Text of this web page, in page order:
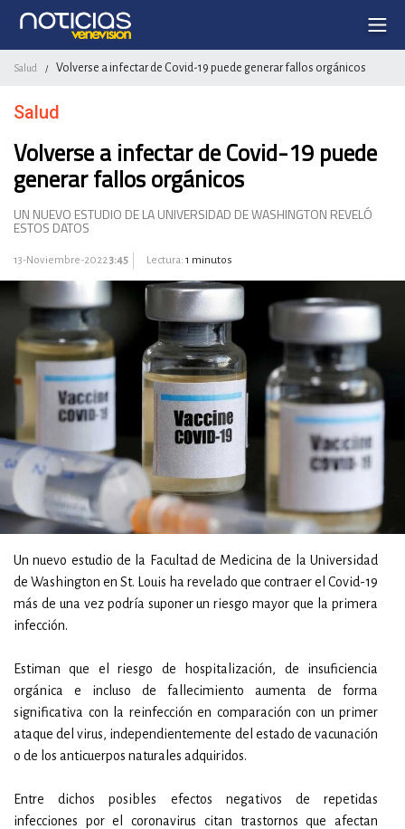
Salud / Volverse a infectar de Covid-19 puede generar fallos orgánicos
Salud
Volverse a infectar de Covid-19 puede
generar fallos orgánicos
UN NUEVO ESTUDIO DE LA UNIVERSIDAD DE WASHINGTON REVELÓ
ESTOS DATOS
13-Noviembre-20223:45 Lectura: 1 minutos
Un nuevo estudio de la Facultad de Medicina de la Universidad
de Washington en St. Louis ha revelado que contraer el Covid-19
más de una vez podría suponer un riesgo mayor que la primera
infección.
Estiman que el riesgo de hospitalización, de insuficiencia
orgánica e incluso de fallecimiento aumenta de forma
significativa con la reinfección en comparación con un primer
ataque del virus, independientemente del estado de vacunación
o de los anticuerpos naturales adquiridos.
Entre dichos posibles efectos negativos de repetidas
infecciones por el coronavirus citan trastornos que afectan